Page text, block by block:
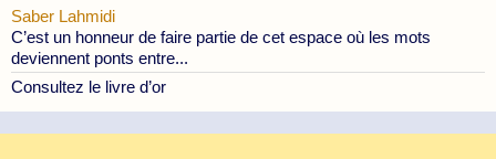
Saber Lahmidi
C’est un honneur de faire partie de cet espace où les mots
deviennent ponts entre...
Consultez le livre d’or